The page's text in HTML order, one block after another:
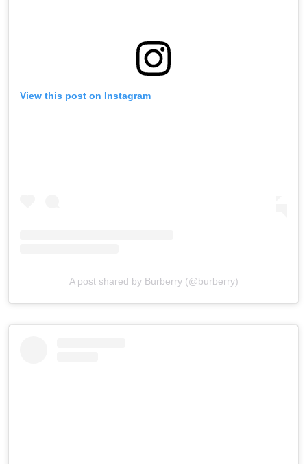
View this post on Instagram
A post shared by Burberry (@burberry)